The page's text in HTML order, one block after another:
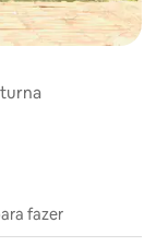
fazer